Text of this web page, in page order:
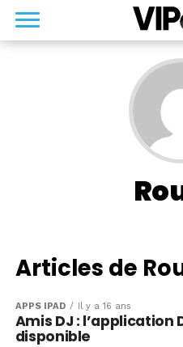
Articles de
APPS IPAD Il y a 16 ans
Amis DJ : l’application
disponible